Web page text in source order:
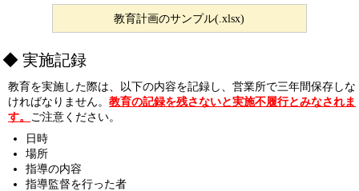
教育計画のサンプル(.xlsx)
実施記録
教育を実施した際は、以下の内容を記録し、営業所で三年間保存しな
ければなりません。教育の記録を残さないと実施不履行とみなされま
す。 ご注意ください。
日時
場所
指導の内容
指導監督を行った者